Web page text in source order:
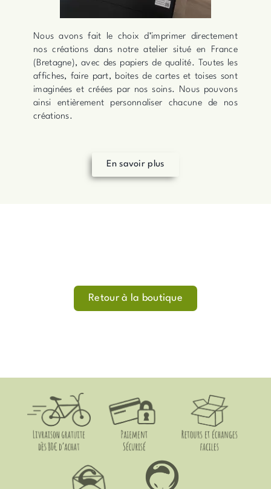
Nous avons fait le choix d’imprimer directement
nos créations dans notre atelier situé en France
(Bretagne), avec des papiers de qualité. Toutes les
affiches, faire part, boites de cartes et toises sont
imaginées et créées par nos soins. Nous pouvons
ainsi entièrement personnaliser chacune de nos
créations.
En savoir plus
Retour à la boutique